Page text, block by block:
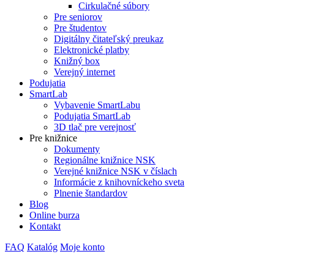
Cirkulačné súbory
Pre seniorov
Pre študentov
Digitálny čitateľský preukaz
Elektronické platby
Knižný box
Verejný internet
Podujatia
SmartLab
Vybavenie SmartLabu
Podujatia SmartLab
3D tlač pre verejnosť
Pre knižnice
Dokumenty
Regionálne knižnice NSK
Verejné knižnice NSK v číslach
Informácie z knihovníckeho sveta
Plnenie štandardov
Blog
Online burza
Kontakt
FAQ Katalóg Moje konto